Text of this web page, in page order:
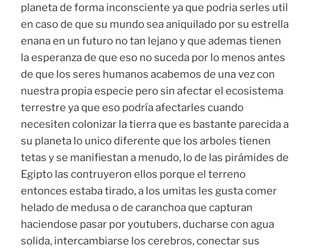
planeta de forma inconsciente ya que podria serles util
en caso de que su mundo sea aniquilado por su estrella
enana en un futuro no tan lejano y que ademas tienen
la esperanza de que eso no suceda por lo menos antes
de que los seres humanos acabemos de una vez con
nuestra propia especie pero sin afectar el ecosistema
terrestre ya que eso podría afectarles cuando
necesiten colonizar la tierra que es bastante parecida a
su planeta lo unico diferente que los arboles tienen
tetas y se manifiestan a menudo, lo de las pirámides de
Egipto las contruyeron ellos porque el terreno
entonces estaba tirado, a los umitas les gusta comer
helado de medusa o de caranchoa que capturan
haciendose pasar por youtubers, ducharse con agua
solida, intercambiarse los cerebros, conectar sus